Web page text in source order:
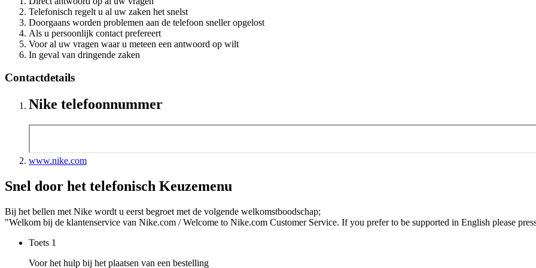
Telefonisch regelt u al uw zaken het snelst
Doorgaans worden problemen aan de telefoon sneller opgelost
Als u persoonlijk contact prefereert
Voor al uw vragen waar u meteen een antwoord op wilt
In geval van dringende zaken
Contactdetails
Nike telefoonnummer
www.nike.com
Snel door het telefonisch Keuzemenu
Bij het bellen met Nike wordt u eerst begroet met de volgende welkomstboodschap;
"Welkom bij de klantenservice van Nike.com / Welcome to Nike.com Customer Service. If you prefer to be supported in English please
Toets 1
Voor het hulp bij het plaatsen van een bestelling